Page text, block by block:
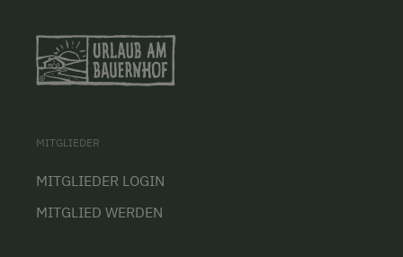
MITGLIEDER
MITGLIEDER LOGIN
MITGLIED WERDEN